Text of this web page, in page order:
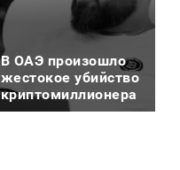
В ОАЭ произошло
жестокое убийство
криптомиллионера